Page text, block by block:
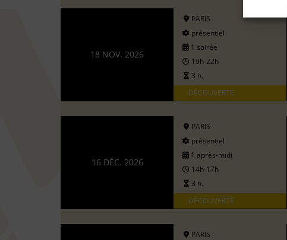
18 NOV. 2026
PARIS
présentiel
1 soirée
19h-22h
3 h.
DÉCOUVERTE
16 DÉC. 2026
PARIS
présentiel
1 après-midi
14h-17h
3 h.
DÉCOUVERTE
PARIS